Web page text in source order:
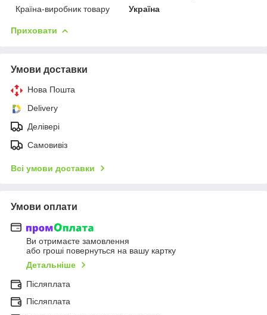
Країна-виробник товару
Україна
Приховати
Умови доставки
Нова Пошта
Delivery
Делівері
Самовивіз
Всі умови доставки
Умови оплати
Ви отримаєте замовлення
або гроші повернуться на вашу картку
Детальніше
Післяплата
Післяплата